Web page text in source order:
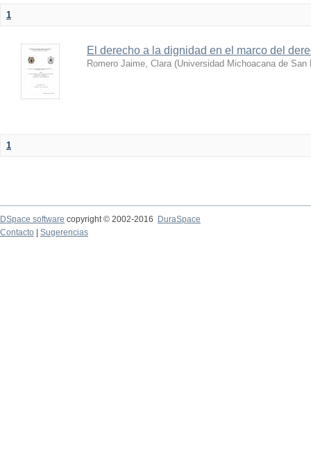
1
El derecho a la dignidad en el marco del
Romero Jaime, Clara (Universidad Michoacana de San
1
DSpace software copyright © 2002-2016
DuraSpace
Contacto
Sugerencias